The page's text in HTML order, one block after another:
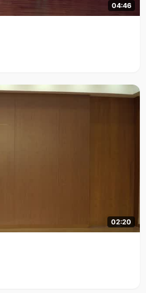
04:46
02:20